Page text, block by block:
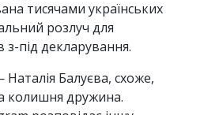
тисячами українських
розлуч для
з-під декларування.
Балуєва, схоже,
колишня дружина.